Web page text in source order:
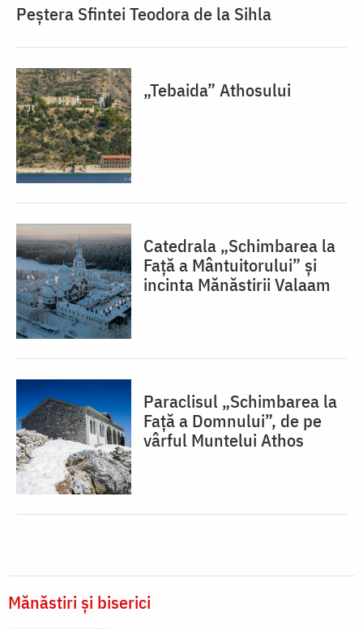
Peștera Sfintei Teodora de la Sihla
„Tebaida” Athosului
Catedrala „Schimbarea la
Față a Mântuitorului” și
incinta Mănăstirii Valaam
Paraclisul „Schimbarea la
Față a Domnului”, de pe
vârful Muntelui Athos
Mănăstiri și biserici